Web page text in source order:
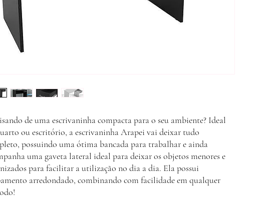
de uma escrivaninha compacta para o seu ambiente? Ideal
ou escritório, a escrivaninha Arapei vai deixar tudo
possuindo uma ótima bancada para trabalhar e ainda
uma gaveta lateral ideal para deixar os objetos menores e
para facilitar a utilização no dia a dia. Ela possui
arredondado, combinando com facilidade em qualquer